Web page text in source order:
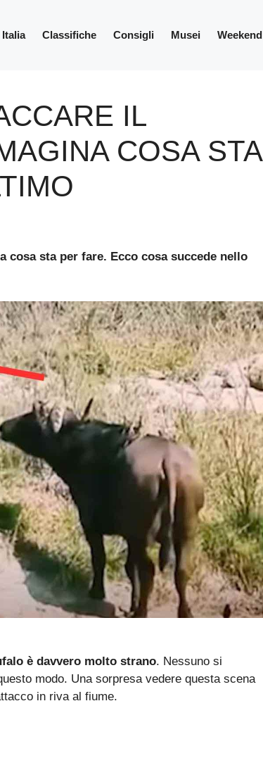
Italia Classifiche Consigli Musei Weekend
IL
COSA STA
cosa sta per fare. Ecco cosa succede nello
è davvero molto strano. Nessuno si
modo. Una sorpresa vedere questa scena
in riva al fiume.